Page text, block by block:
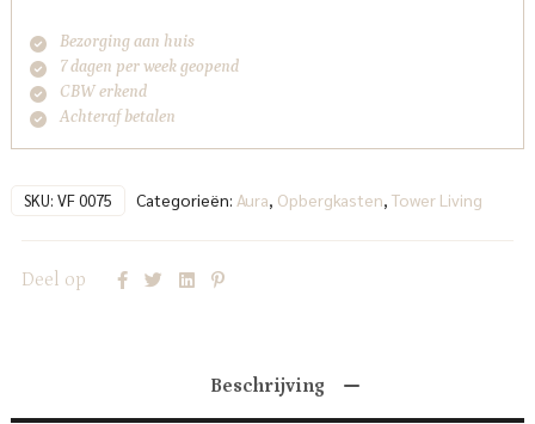
Bezorging aan huis
7 dagen per week geopend
CBW erkend
Achteraf betalen
SKU: VF 0075 Categorieën: Aura, Opbergkasten, Tower Living
Deel op
Beschrijving